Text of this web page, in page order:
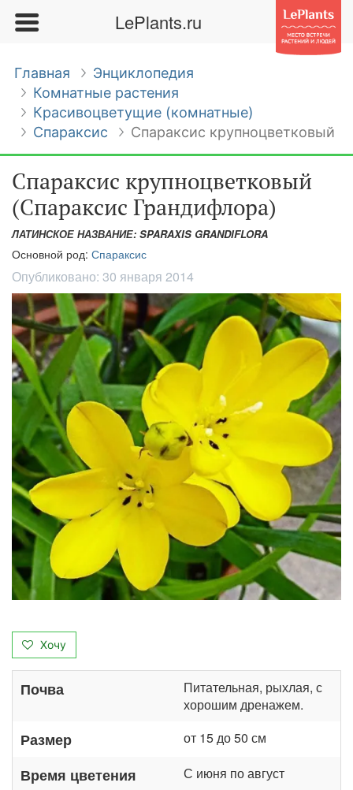
LePlants.ru
Главная
Энциклопедия
Комнатные растения
Красивоцветущие (комнатные)
Спараксис
Спараксис крупноцветковый
Спараксис крупноцветковый
(Спараксис Грандифлора)
ЛАТИНСКОЕ НАЗВАНИЕ: SPARAXIS GRANDIFLORA
Основной род: Спараксис
Опубликовано: 30 января 2014
Хочу
Почва
Питательная, рыхлая, с
хорошим дренажем.
Размер от 15 до 50 см
Время цветения С июня по август